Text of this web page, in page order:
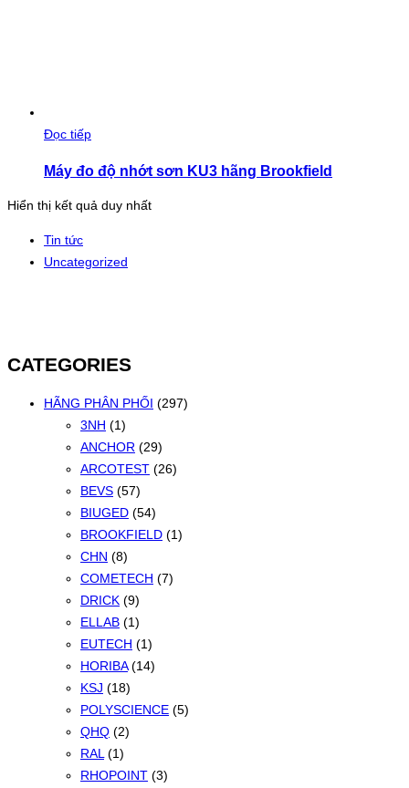
Đọc tiếp
Máy đo độ nhớt sơn KU3 hãng Brookfield
Hiển thị kết quả duy nhất
Tin tức
Uncategorized
CATEGORIES
HÃNG PHÂN PHỐI (297)
3NH (1)
ANCHOR (29)
ARCOTEST (26)
BEVS (57)
BIUGED (54)
BROOKFIELD (1)
CHN (8)
COMETECH (7)
DRICK (9)
ELLAB (1)
EUTECH (1)
HORIBA (14)
KSJ (18)
POLYSCIENCE (5)
QHQ (2)
RAL (1)
RHOPOINT (3)